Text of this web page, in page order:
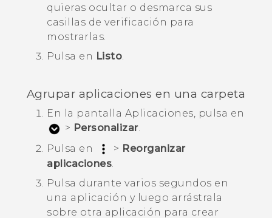
quieras ocultar o desmarca sus
casillas de verificación para
mostrarlas.
Pulsa en Listo.
Agrupar aplicaciones en una carpeta
En la pantalla Aplicaciones, pulsa en
> Personalizar.
Pulsa en
> Reorganizar
aplicaciones
Pulsa durante varios segundos en
una aplicación y luego arrástrala
sobre otra aplicación para crear